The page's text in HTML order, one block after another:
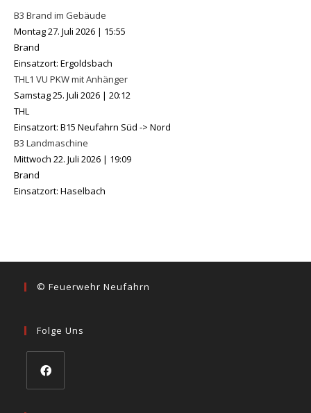
B3 Brand im Gebäude
Montag 27. Juli 2026 | 15:55
Brand
Einsatzort: Ergoldsbach
THL1 VU PKW mit Anhänger
Samstag 25. Juli 2026 | 20:12
THL
Einsatzort: B15 Neufahrn Süd -> Nord
B3 Landmaschine
Mittwoch 22. Juli 2026 | 19:09
Brand
Einsatzort: Haselbach
© Feuerwehr Neufahrn
Folge Uns